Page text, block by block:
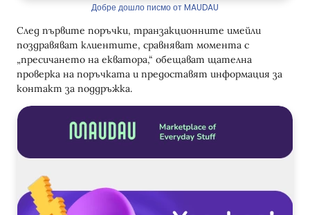
Добре дошло писмо от MAUDAU
След първите поръчки, транзакционните имейли
поздравяват клиентите, сравняват момента с
„пресичането на екватора,“ обещават щателна
проверка на поръчката и предоставят информация за
контакт за поддръжка.